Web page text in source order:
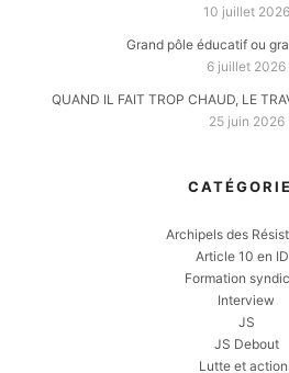
10 juillet 2026
Grand pôle éducatif ou
6 juillet 2026
QUAND IL FAIT TROP CHAUD, LE
25 juin 2026
Archipels des
Article 10 en
Formation
Interview
JS
JS Debout
Lutte et